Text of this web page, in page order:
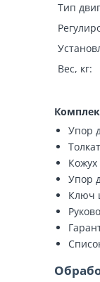
Тип
Вес, кг:
Упор
Упор
Ключ